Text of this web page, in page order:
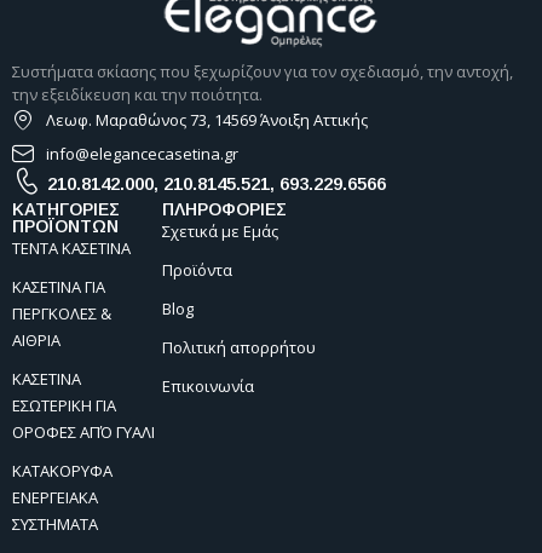
Συστήματα σκίασης που ξεχωρίζουν για τον σχεδιασμό, την αντοχή,
την εξειδίκευση και την ποιότητα.
ΚΑΤΗΓΟΡΙΕΣ
ΠΡΟΪΟΝΤΩΝ
ΤΕΝΤΑ ΚΑΣΕΤΙΝΑ
ΚΑΣΕΤΙΝΑ ΓΙΑ
ΠΕΡΓΚΟΛΕΣ &
ΑΙΘΡΙΑ
ΚΑΣΕΤΙΝΑ
ΕΣΩΤΕΡΙΚΗ ΓΙΑ
ΟΡΟΦΕΣ ΑΠΌ ΓΥΑΛΙ
ΚΑΤΑΚΟΡΥΦΑ
ΕΝΕΡΓΕΙΑΚΑ
ΣΥΣΤΗΜΑΤΑ
ΠΛΗΡΟΦΟΡΙΕΣ
Σχετικά με Εμάς
Προϊόντα
Blog
Πολιτική απορρήτου
Επικοινωνία
Λεωφ. Μαραθώνος 73, 14569 Άνοιξη Αττικής
info@elegancecasetina.gr
210.8142.000, 210.8145.521, 693.229.6566